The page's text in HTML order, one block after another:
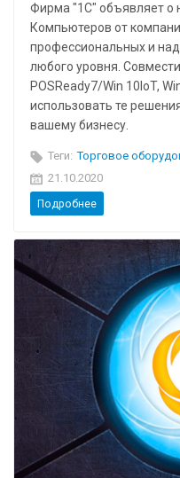
Фирма "1С" объявляет о
Компьютеров от
профессиональных и
любого уровня.
POSReady7/Win 10IoT,
использовать те
вашему бизнесу.
Теги: Торговое
21.10.2020
Подробнее